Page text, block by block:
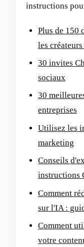
instructions
Plus de 150
les
30 invites
sociaux
30
entreprises
Utilisez les
marketing
Conseils
instructions
Comment
sur l'IA :
Comment
votre